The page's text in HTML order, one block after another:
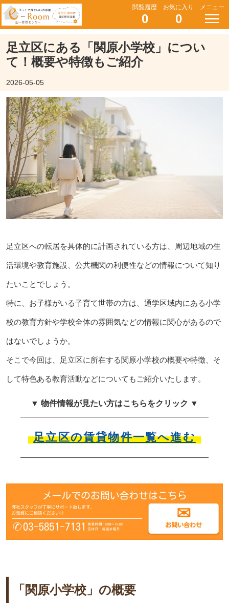
閲覧履歴
0
お気に入り
0
メニュー
足立区にある「関原小学校」につい
て！概要や特徴もご紹介
2026-05-05
足立区への転居を具体的に計画されている方は、周辺地域の生
活環境や教育施設、公共機関の利便性などの情報について知り
たいことでしょう。
特に、お子様がいる子育て世帯の方は、通学区域内にある小学
校の教育方針や学校全体の雰囲気などの情報に関心があるので
はないでしょうか。
そこで今回は、足立区に所在する関原小学校の概要や特徴、そ
して特色ある教育活動などについてもご紹介いたします。
▼ 物件情報が見たい方はこちらをクリック ▼
足立区の賃貸物件一覧へ進む
「関原小学校」の概要